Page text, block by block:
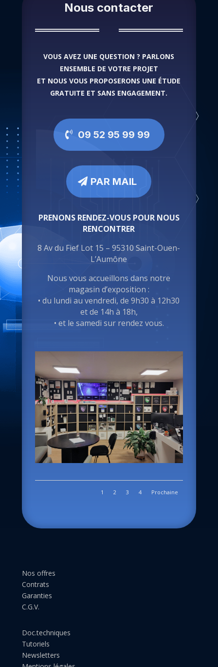
Nous contacter
VOUS AVEZ UNE QUESTION ? PARLONS
ENSEMBLE DE VOTRE PROJET
ET NOUS VOUS PROPOSERONS UNE ÉTUDE
GRATUITE ET SANS ENGAGEMENT.
09 52 95 99 99
PAR MAIL
PRENONS RENDEZ-VOUS POUR NOUS
RENCONTRER
8 Av du Fief Lot 15 – 95310 Saint-Ouen-
L’Aumône
Nous vous accueillons dans notre
magasin d’exposition :
• du lundi au vendredi, de 9h30 à 12h30
et de 14h à 18h,
• et le samedi sur rendez vous.
1 2 3 4 Prochaine
Nos offres
Contrats
Garanties
C.G.V.
Doc.techniques
Tutoriels
Newsletters